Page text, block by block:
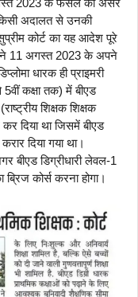
अदालत से उनकी
कोर्ट का यह आदेश पूरे
ने 11 अगस्त 2023 के अपने
धारक ही प्राइमरी
कक्षा तक) में बीएड
शिक्षक शिक्षक
दिया था जिसमें बीएड
दिया गया था।
बीएड डिग्रीधारी लेवल-1
कोर्स करना होगा।